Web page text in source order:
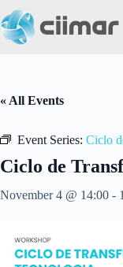
to
content
« All Events
Event Series: Ciclo
Ciclo de
November 4 @ 14:00 -